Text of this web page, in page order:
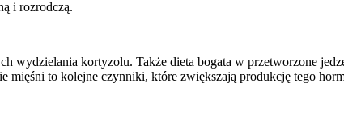
i rozrodczą.
kortyzolu. Także dieta bogata w przetworzone
mięśni to kolejne czynniki, które zwiększają produkcję tego